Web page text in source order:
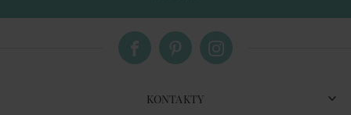
KONTAKTY